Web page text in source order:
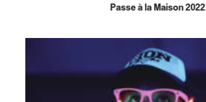
Passe à la Maison 2022